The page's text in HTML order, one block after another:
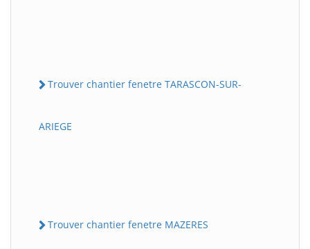
Trouver chantier fenetre TARASCON-SUR-
ARIEGE
Trouver chantier fenetre MAZERES